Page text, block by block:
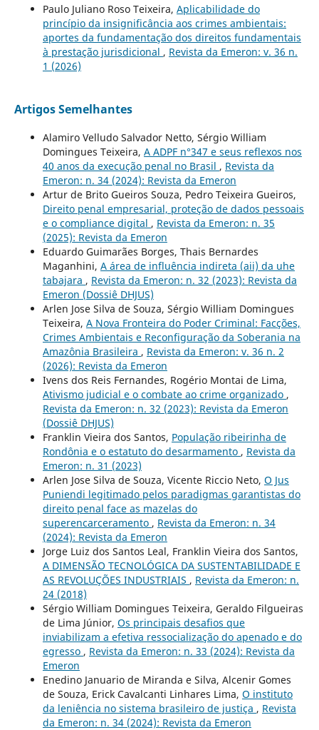
Paulo Juliano Roso Teixeira, Aplicabilidade do
princípio da insignificância aos crimes ambientais:
aportes da fundamentação dos direitos fundamentais
à prestação jurisdicional , Revista da Emeron: v. 36 n.
1 (2026)
Artigos Semelhantes
Alamiro Velludo Salvador Netto, Sérgio William
Domingues Teixeira, A ADPF n°347 e seus reflexos nos
40 anos da execução penal no Brasil , Revista da
Emeron: n. 34 (2024): Revista da Emeron
Artur de Brito Gueiros Souza, Pedro Teixeira Gueiros,
Direito penal empresarial, proteção de dados pessoais
e o compliance digital , Revista da Emeron: n. 35
(2025): Revista da Emeron
Eduardo Guimarães Borges, Thais Bernardes
Maganhini, A área de influência indireta (aii) da uhe
tabajara , Revista da Emeron: n. 32 (2023): Revista da
Emeron (Dossiê DHJUS)
Arlen Jose Silva de Souza, Sérgio William Domingues
Teixeira, A Nova Fronteira do Poder Criminal: Facções,
Crimes Ambientais e Reconfiguração da Soberania na
Amazônia Brasileira , Revista da Emeron: v. 36 n. 2
(2026): Revista da Emeron
Ivens dos Reis Fernandes, Rogério Montai de Lima,
Ativismo judicial e o combate ao crime organizado ,
Revista da Emeron: n. 32 (2023): Revista da Emeron
(Dossiê DHJUS)
Franklin Vieira dos Santos, População ribeirinha de
Rondônia e o estatuto do desarmamento , Revista da
Emeron: n. 31 (2023)
Arlen Jose Silva de Souza, Vicente Riccio Neto, O Jus
Puniendi legitimado pelos paradigmas garantistas do
direito penal face as mazelas do
superencarceramento , Revista da Emeron: n. 34
(2024): Revista da Emeron
Jorge Luiz dos Santos Leal, Franklin Vieira dos Santos,
A DIMENSÃO TECNOLÓGICA DA SUSTENTABILIDADE E
AS REVOLUÇÕES INDUSTRIAIS , Revista da Emeron: n.
24 (2018)
Sérgio William Domingues Teixeira, Geraldo Filgueiras
de Lima Júnior, Os principais desafios que
inviabilizam a efetiva ressocialização do apenado e do
egresso , Revista da Emeron: n. 33 (2024): Revista da
Emeron
Enedino Januario de Miranda e Silva, Alcenir Gomes
de Souza, Erick Cavalcanti Linhares Lima, O instituto
da leniência no sistema brasileiro de justiça , Revista
da Emeron: n. 34 (2024): Revista da Emeron